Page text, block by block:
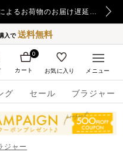
【重要】令和8年熊本地震の影響によるお荷物のお届け遅延について
入で送料無料
グ セール ブラジャー
カート
0
お気に入り メニュー
ジャー